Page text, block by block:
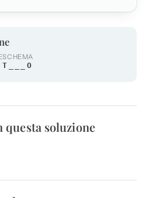
SCHEMA
T___O
soluzione